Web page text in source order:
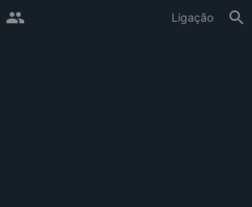
Ligação